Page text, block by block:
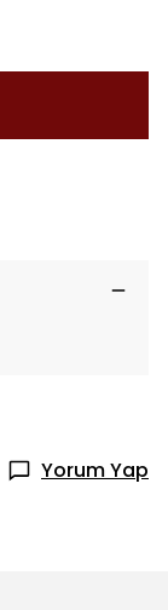
Yorum Yap